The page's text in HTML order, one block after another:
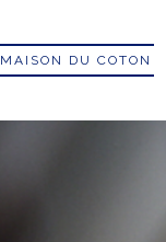
MAISON DU COTON